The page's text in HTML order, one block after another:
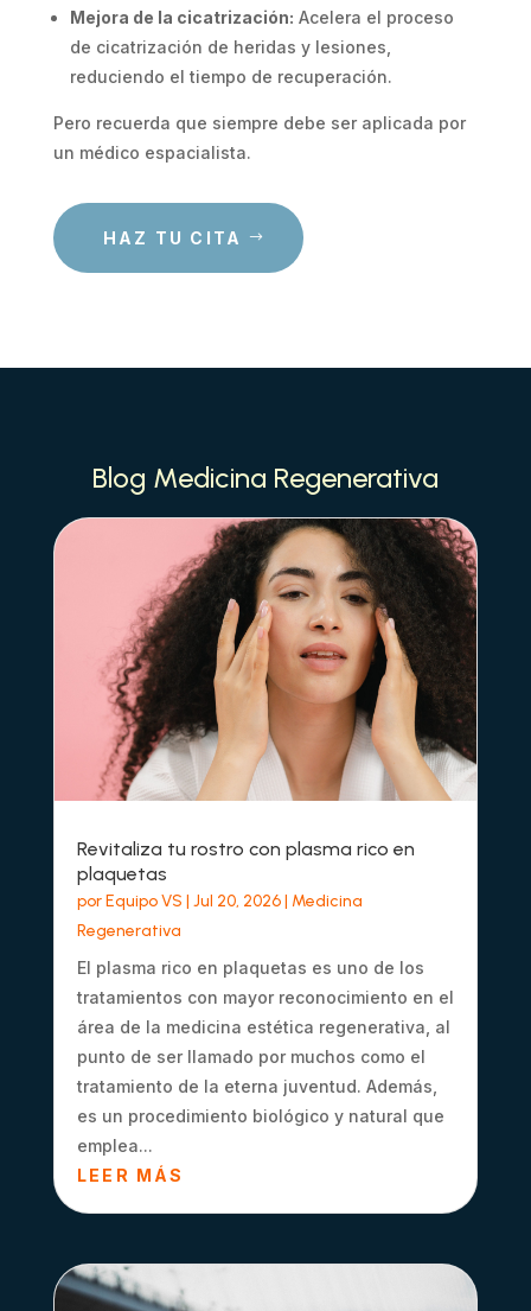
Mejora de la cicatrización: Acelera el proceso
de cicatrización de heridas y lesiones,
reduciendo el tiempo de recuperación.
Pero recuerda que siempre debe ser aplicada por
un médico espacialista.
HAZ TU CITA
Blog Medicina Regenerativa
Revitaliza tu rostro con plasma rico en
plaquetas
porEquipo VS | Jul 20, 2026| Medicina
Regenerativa
El plasma rico en plaquetas es uno de los
tratamientos con mayor reconocimiento en el
área de la medicina estética regenerativa, al
punto de ser llamado por muchos como el
tratamiento de la eterna juventud. Además,
es un procedimiento biológico y natural que
emplea...
LEER MÁS